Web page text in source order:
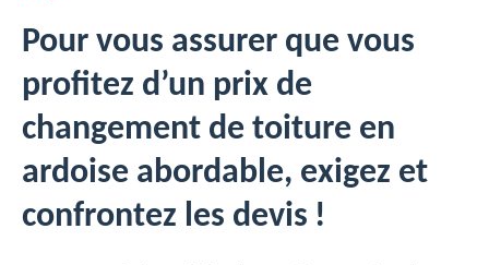
Pour vous assurer que vous
profitez d’un prix de
changement de toiture en
ardoise abordable, exigez et
confrontez les devis !